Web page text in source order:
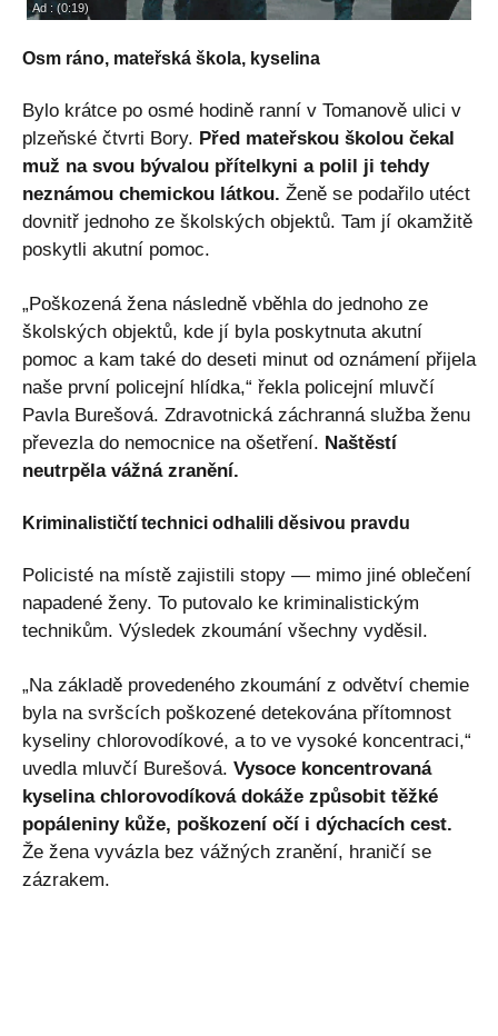
Osm ráno, mateřská škola, kyselina
Bylo krátce po osmé hodině ranní v Tomanově ulici v
plzeňské čtvrti Bory. Před mateřskou školou čekal
muž na svou bývalou přítelkyni a polil ji tehdy
neznámou chemickou látkou. Ženě se podařilo utéct
dovnitř jednoho ze školských objektů. Tam jí okamžitě
poskytli akutní pomoc.
„Poškozená žena následně vběhla do jednoho ze
školských objektů, kde jí byla poskytnuta akutní
pomoc a kam také do deseti minut od oznámení přijela
naše první policejní hlídka,“ řekla policejní mluvčí
Pavla Burešová. Zdravotnická záchranná služba ženu
převezla do nemocnice na ošetření. Naštěstí
neutrpěla vážná zranění.
Kriminalističtí technici odhalili děsivou pravdu
Policisté na místě zajistili stopy — mimo jiné oblečení
napadené ženy. To putovalo ke kriminalistickým
technikům. Výsledek zkoumání všechny vyděsil.
„Na základě provedeného zkoumání z odvětví chemie
byla na svršcích poškozené detekována přítomnost
kyseliny chlorovodíkové, a to ve vysoké koncentraci,“
uvedla mluvčí Burešová. Vysoce koncentrovaná
kyselina chlorovodíková dokáže způsobit těžké
popáleniny kůže, poškození očí i dýchacích cest.
Že žena vyvázla bez vážných zranění, hraničí se
zázrakem.